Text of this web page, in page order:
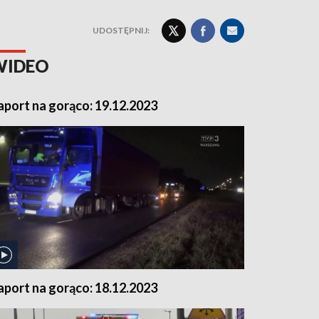
UDOSTĘPNIJ:
na gorąco: 19.12.2023
na gorąco: 18.12.2023